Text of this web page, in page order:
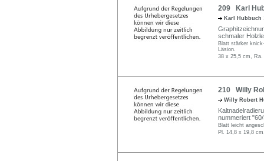
209 Karl
Karl Hubbuch
schmaler
Blatt stärker
Läsion.
38 x 25,5 cm,
210 Willy
Willy Robert
nummeriert
Blatt leicht
Pl. 14,8 x 19,8